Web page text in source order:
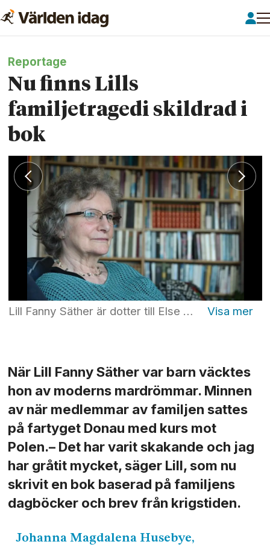
Reportage
Nu finns Lills
familjetragedi skildrad i
bok
Lill Fanny Säther är dotter till Else Mendel, som överlevde Förintelsen. Nu har Lill författat en bok om sin familjs historia. Foto: Johanna Magdalena Husebye
När Lill Fanny Säther var barn väcktes
hon av moderns mardrömmar. Minnen
av när medlemmar av familjen sattes
på fartyget Donau med kurs mot
Polen.– Det har varit skakande och jag
har gråtit mycket, säger Lill, som nu
skrivit en bok baserad på familjens
dagböcker och brev från krigstiden.
Johanna Magdalena Husebye,